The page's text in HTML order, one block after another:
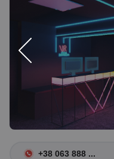
+38 063 888 ...